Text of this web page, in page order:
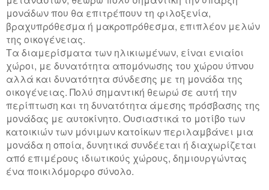
μονάδων που θα επιτρέπουν τη φιλοξενία,
βραχυπρόθεσμα ή μακροπρόθεσμα, επιπλέον μελών
της οικογένειας.
Τα διαμερίσματα των ηλικιωμένων, είναι ενιαίοι
χώροι, με δυνατότητα απομόνωσης του χώρου ύπνου
αλλά και δυνατότητα σύνδεσης με τη μονάδα της
οικογένειας. Πολύ σημαντική θεωρώ σε αυτή την
περίπτωση και τη δυνατότητα άμεσης πρόσβασης της
μονάδας με αυτοκίνητο. Ουσιαστικά το μοτίβο των
κατοικιών των μόνιμων κατοίκων περιλαμβάνει μια
μονάδα η οποία, δυνητικά συνδέεται ή διαχωρίζεται
από επιμέρους ιδιωτικούς χώρους, δημιουργώντας
ένα ποικιλόμορφο σύνολο.